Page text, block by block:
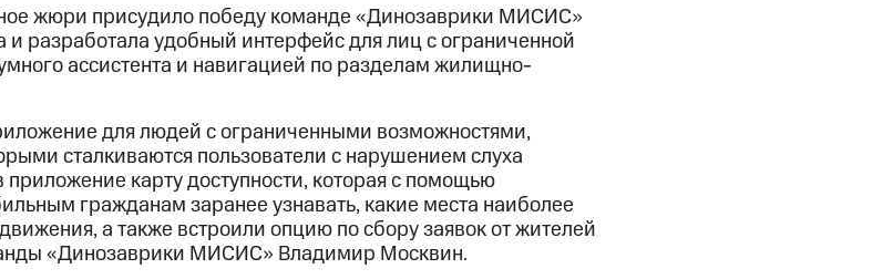
жюри присудило победу команде «Динозаврики МИСИС»
и разработала удобный интерфейс для лиц с ограниченной
ассистента и навигацией по разделам жилищно-
для людей с ограниченными возможностями,
сталкиваются пользователи с нарушением слуха
карту доступности, которая с помощью
гражданам заранее узнавать, какие места наиболее
а также встроили опцию по сбору заявок от жителей
«Динозаврики МИСИС» Владимир Москвин.